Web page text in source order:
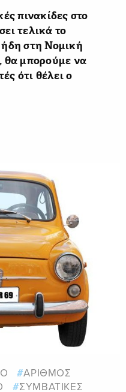
πινακίδες στο
τελικά το
ήδη στη Νομική
θα μπορούμε να
ότι θέλει ο
ΑΡΙΘΜΟΣ
ΣΥΜΒΑΤΙΚΕΣ